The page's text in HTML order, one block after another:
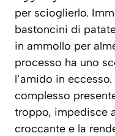
per scioglierlo.
bastoncini di
in ammollo per
processo ha uno
l’amido in eccesso.
complesso
troppo, impedisce
croccante e la